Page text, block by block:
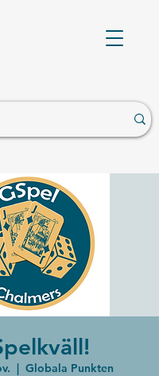
  |
Globala Punkten